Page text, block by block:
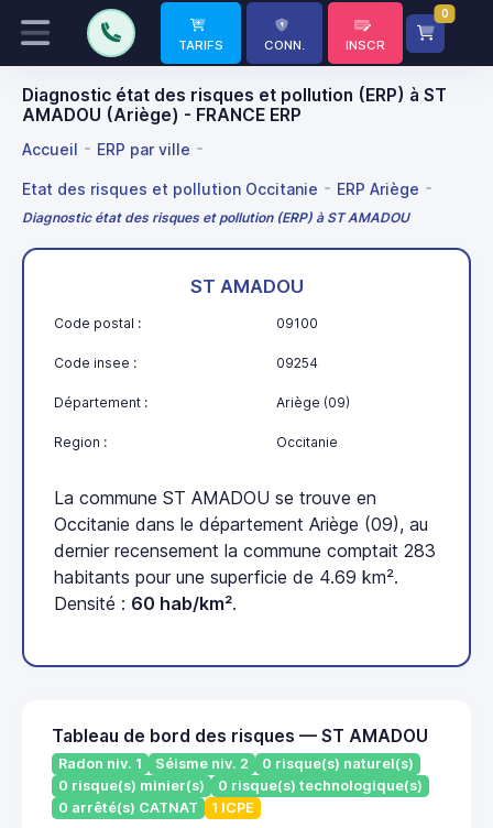
TARIFS CONN. INSCR
0
Diagnostic état des risques et pollution (ERP) à ST
AMADOU (Ariège) - FRANCE ERP
Accueil ERP par ville
Etat des risques et pollution Occitanie ERP Ariège
Diagnostic état des risques et pollution (ERP) à ST AMADOU
ST AMADOU
Code postal : 09100
Code insee : 09254
Département : Ariège (09)
Region : Occitanie
La commune ST AMADOU se trouve en
Occitanie dans le département Ariège (09), au
dernier recensement la commune comptait 283
habitants pour une superficie de 4.69 km².
Densité : 60 hab/km².
Tableau de bord des risques — ST AMADOU
Radon niv. 1 Séisme niv. 2
0 risque(s) naturel(s)
0 risque(s) minier(s)
0 risque(s) technologique(s)
0 arrêté(s) CATNAT
1 ICPE